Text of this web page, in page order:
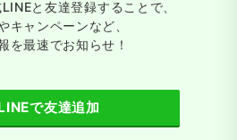
と友達登録することで、
キャンペーンなど、
を最速でお知らせ！
で友達追加